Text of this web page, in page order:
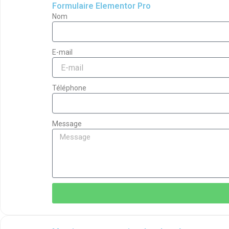
Formulaire Elementor Pro
Nom
E-mail
Téléphone
Message